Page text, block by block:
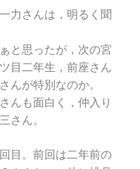
力さんは，明るく聞
と思ったが，次の宮
目二年生，前座さん
んが特別なのか。
んも面白く，仲入り
さん。
目。前回は二年前の